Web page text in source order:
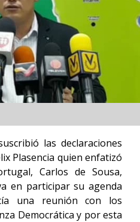
las declaraciones
Plasencia quien enfatizó
Carlos de Sousa,
en participar su agenda
una reunión con los
Democrática y por esta